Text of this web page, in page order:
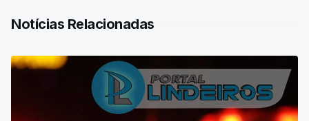
Notícias Relacionadas